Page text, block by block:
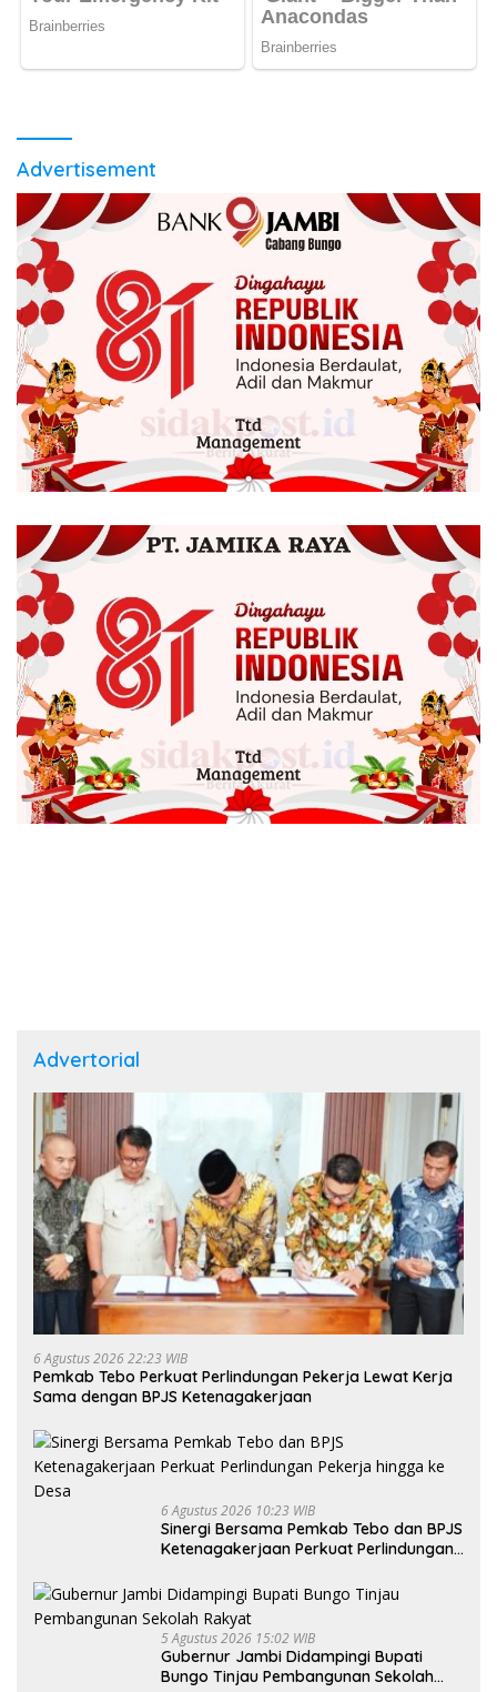
Advertisement
Advertorial
6 Agustus 2026 22:23 WIB
Pemkab Tebo Perkuat Perlindungan Pekerja Lewat Kerja
Sama dengan BPJS Ketenagakerjaan
6 Agustus 2026 10:23 WIB
Sinergi Bersama Pemkab Tebo dan BPJS
Ketenagakerjaan Perkuat Perlindungan
5 Agustus 2026 15:02 WIB
Gubernur Jambi Didampingi Bupati
Bungo Tinjau Pembangunan Sekolah